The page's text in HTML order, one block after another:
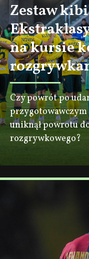
Zestaw
na kursie
Czy powrót po
uniknął powrotu
rozgrywkowego?